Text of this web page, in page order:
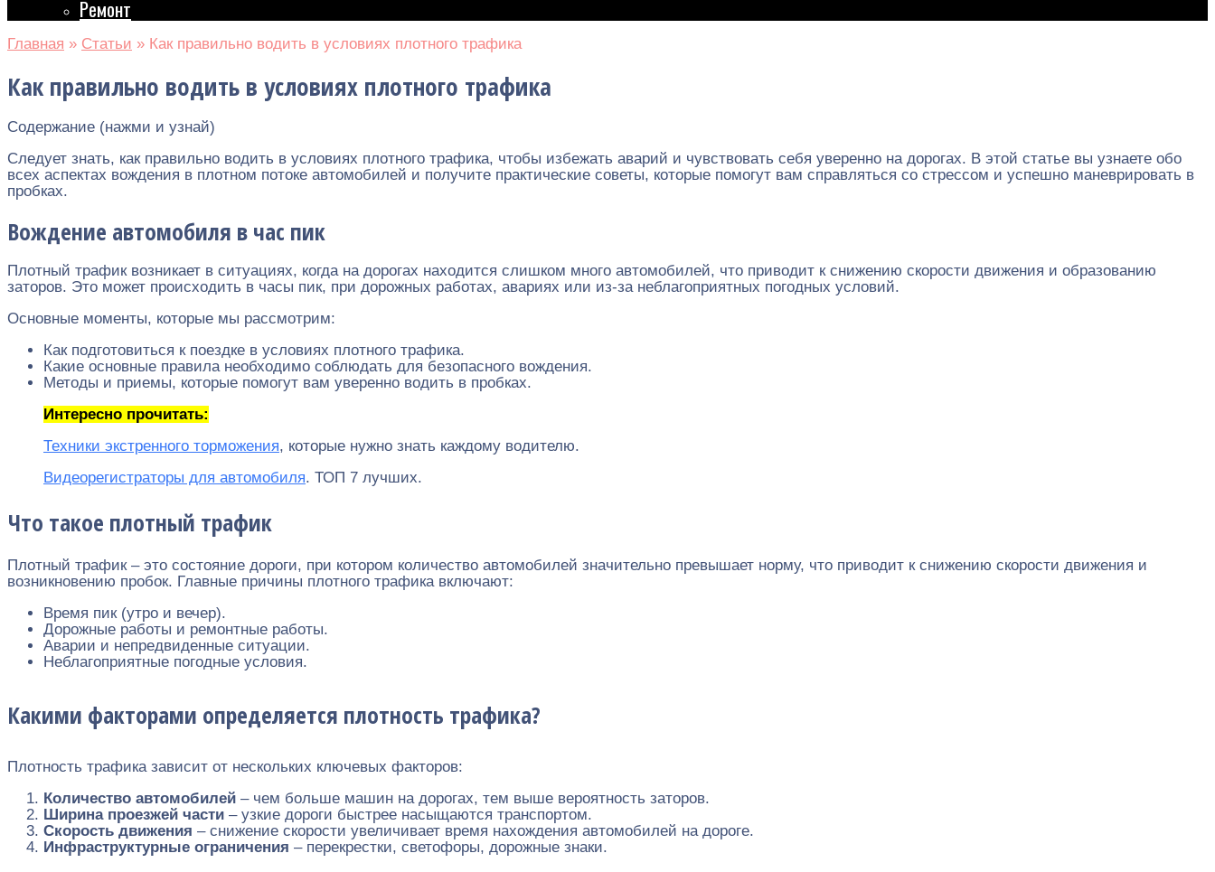
Ремонт
Главная » Статьи » Как правильно водить в условиях плотного трафика
Как правильно водить в условиях плотного трафика
Содержание (нажми и узнай)
Следует знать, как правильно водить в условиях плотного трафика, чтобы избежать аварий и чувствовать себя уверенно на дорогах. В этой статье вы узнаете обо
всех аспектах вождения в плотном потоке автомобилей и получите практические советы, которые помогут вам справляться со стрессом и успешно маневрировать в
пробках.
Вождение автомобиля в час пик
Плотный трафик возникает в ситуациях, когда на дорогах находится слишком много автомобилей, что приводит к снижению скорости движения и образованию
заторов. Это может происходить в часы пик, при дорожных работах, авариях или из-за неблагоприятных погодных условий.
Основные моменты, которые мы рассмотрим:
Как подготовиться к поездке в условиях плотного трафика.
Какие основные правила необходимо соблюдать для безопасного вождения.
Методы и приемы, которые помогут вам уверенно водить в пробках.
Интересно прочитать:
Техники экстренного торможения, которые нужно знать каждому водителю.
Видеорегистраторы для автомобиля. ТОП 7 лучших.
Что такое плотный трафик
Плотный трафик – это состояние дороги, при котором количество автомобилей значительно превышает норму, что приводит к снижению скорости движения и
возникновению пробок. Главные причины плотного трафика включают:
Время пик (утро и вечер).
Дорожные работы и ремонтные работы.
Аварии и непредвиденные ситуации.
Неблагоприятные погодные условия.
Какими факторами определяется плотность трафика?
Плотность трафика зависит от нескольких ключевых факторов:
Количество автомобилей – чем больше машин на дорогах, тем выше вероятность заторов.
Ширина проезжей части – узкие дороги быстрее насыщаются транспортом.
Скорость движения – снижение скорости увеличивает время нахождения автомобилей на дороге.
Инфраструктурные ограничения – перекрестки, светофоры, дорожные знаки.